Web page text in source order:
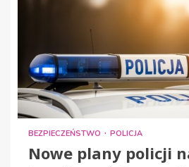
BEZPIECZEŃSTWO POLICJA
Nowe plany policji